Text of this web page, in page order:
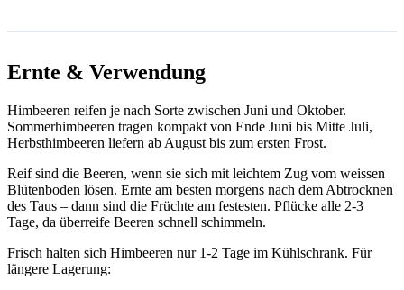
Ernte & Verwendung
Himbeeren reifen je nach Sorte zwischen Juni und Oktober.
Sommerhimbeeren tragen kompakt von Ende Juni bis Mitte Juli,
Herbsthimbeeren liefern ab August bis zum ersten Frost.
Reif sind die Beeren, wenn sie sich mit leichtem Zug vom weissen
Blütenboden lösen. Ernte am besten morgens nach dem Abtrocknen
des Taus – dann sind die Früchte am festesten. Pflücke alle 2-3
Tage, da überreife Beeren schnell schimmeln.
Frisch halten sich Himbeeren nur 1-2 Tage im Kühlschrank. Für
längere Lagerung: